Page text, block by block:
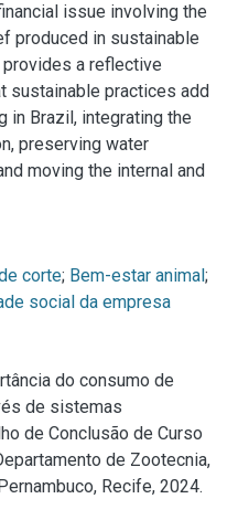
issue involving the
produced in sustainable
a reflective
sustainable practices add
in Brazil, integrating the
preserving water
moving the internal and
corte; Bem-estar animal;
social da empresa
do consumo de
de sistemas
de Conclusão de Curso
de Zootecnia,
Recife, 2024.